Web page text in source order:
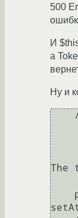
500
И
а
Ну и
The